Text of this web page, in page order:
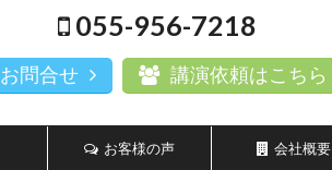
055-956-7218
お問合せ 講演依頼はこちら
お客様の声 会社概要